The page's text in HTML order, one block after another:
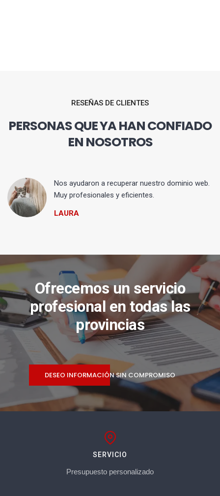
RESEÑAS DE CLIENTES
PERSONAS QUE YA HAN CONFIADO
EN NOSOTROS
Nos ayudaron a recuperar nuestro dominio web.
Muy profesionales y eficientes.
LAURA
Ofrecemos un servicio
profesional en todas las
provincias
DESEO INFORMACIÓN SIN COMPROMISO
SERVICIO
Presupuesto personalizado